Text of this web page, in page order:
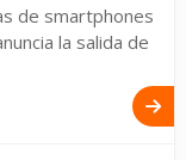
de smartphones
la salida de